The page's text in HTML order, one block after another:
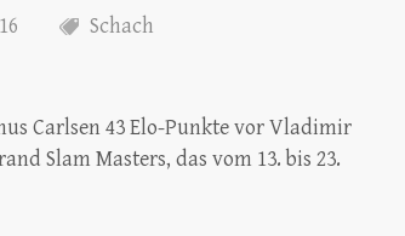
Schach
Carlsen 43 Elo-Punkte vor Vladimir
Slam Masters, das vom 13. bis 23.